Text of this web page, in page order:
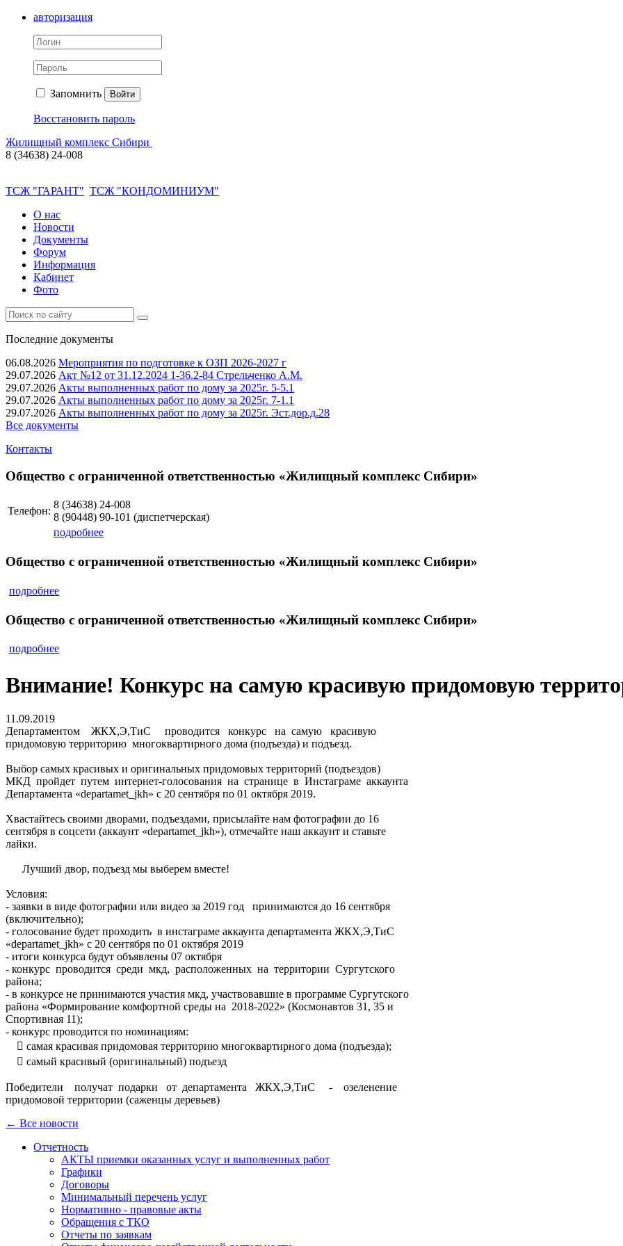
авторизация
Запомнить Войти
Восстановить пароль
Жилищный комплекс Сибири
8 (34638) 24-008
ТСЖ "ГАРАНТ" ТСЖ "КОНДОМИНИУМ"
О нас
Новости
Документы
Форум
Информация
Кабинет
Фото
Последние документы
06.08.2026 Мероприятия по подготовке к ОЗП 2026-2027 г
29.07.2026 Акт №12 от 31.12.2024 1-36.2-84 Стрельченко А.М.
29.07.2026 Акты выполненных работ по дому за 2025г. 5-5.1
29.07.2026 Акты выполненных работ по дому за 2025г. 7-1.1
29.07.2026 Акты выполненных работ по дому за 2025г. Эст.дор.д.28
Все документы
Контакты
Общество с ограниченной ответственностью «Жилищный комплекс Сибири»
Телефон:
8 (34638) 24-008
8 (90448) 90-101 (диспетчерская)
подробнее
Общество с ограниченной ответственностью «Жилищный комплекс Сибири»
подробнее
Общество с ограниченной ответственностью «Жилищный комплекс Сибири»
подробнее
Внимание! Конкурс на самую красивую придомовую
11.09.2019
Департаментом ЖКХ,Э,ТиС проводится конкурс на самую красивую
придомовую территорию многоквартирного дома (подъезда) и подъезд.
Выбор самых красивых и оригинальных придомовых территорий (подъездов)
МКД пройдет путем интернет-голосования на странице в Инстаграме аккаунта
Департамента «departamet_jkh» с 20 сентября по 01 октября 2019.
Хвастайтесь своими дворами, подъездами, присылайте нам фотографии до 16
сентября в соцсети (аккаунт «departamet_jkh»), отмечайте наш аккаунт и ставьте
лайки.
Лучший двор, подъезд мы выберем вместе!
Условия:
- заявки в виде фотографии или видео за 2019 год принимаются до 16 сентября
(включительно);
- голосование будет проходить в инстаграме аккаунта департамента ЖКХ,Э,ТиС
«departamet_jkh» с 20 сентября по 01 октября 2019
- итоги конкурса будут объявлены 07 октября
- конкурс проводится среди мкд, расположенных на территории Сургутского
района;
- в конкурсе не принимаются участия мкд, участвовавшие в программе Сургутского
района «Формирование комфортной среды на 2018-2022» (Космонавтов 31, 35 и
Спортивная 11);
- конкурс проводится по номинациям:
 самая красивая придомовая территорию многоквартирного дома (подъезда);
 самый красивый (оригинальный) подъезд
Победители получат подарки от департамента ЖКХ,Э,ТиС - озеленение
придомовой территории (саженцы деревьев)
← Все новости
Отчетность
АКТЫ приемки оказанных услуг и выполненных работ
Графики
Договоры
Минимальный перечень услуг
Нормативно - правовые акты
Обращения с ТКО
Отчеты по заявкам